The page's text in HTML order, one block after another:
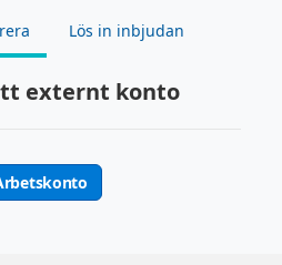
Lös in inbjudan
externt konto